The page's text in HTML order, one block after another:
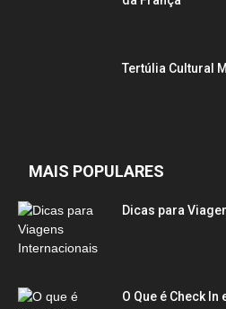
Tertúlia Cultural
MAIS POPULARES
Dicas para
O Que é Check